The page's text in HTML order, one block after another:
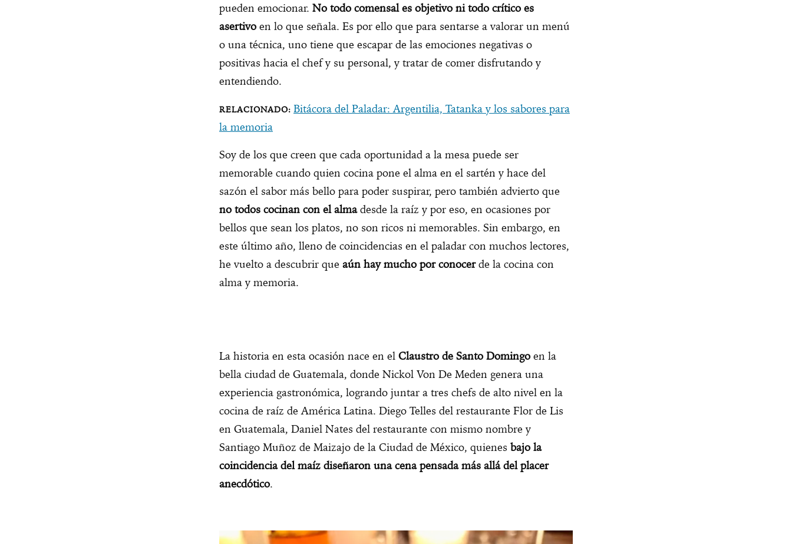
pueden emocionar. No todo comensal es objetivo ni todo crítico es
asertivo en lo que señala. Es por ello que para sentarse a valorar un menú
o una técnica, uno tiene que escapar de las emociones negativas o
positivas hacia el chef y su personal, y tratar de comer disfrutando y
entendiendo.
Bitácora del Paladar: Argentilia, Tatanka y los sabores para
la memoria
Soy de los que creen que cada oportunidad a la mesa puede ser
memorable cuando quien cocina pone el alma en el sartén y hace del
sazón el sabor más bello para poder suspirar, pero también advierto que
no todos cocinan con el almadesde la raíz y por eso, en ocasiones por
bellos que sean los platos, no son ricos ni memorables. Sin embargo, en
este último año, lleno de coincidencias en el paladar con muchos lectores,
he vuelto a descubrir que aún hay mucho por conocerde la cocina con
alma y memoria.
La historia en esta ocasión nace en el Claustro de Santo Domingo en la
bella ciudad de Guatemala, donde Nickol Von De Meden genera una
experiencia gastronómica, logrando juntar a tres chefs de alto nivel en la
cocina de raíz de América Latina. Diego Telles del restaurante Flor de Lis
en Guatemala, Daniel Nates del restaurante con mismo nombre y
Santiago Muñoz de Maizajo de la Ciudad de México, quienes bajo la
coincidencia del maíz diseñaron una cena pensada más allá del placer
anecdótico.